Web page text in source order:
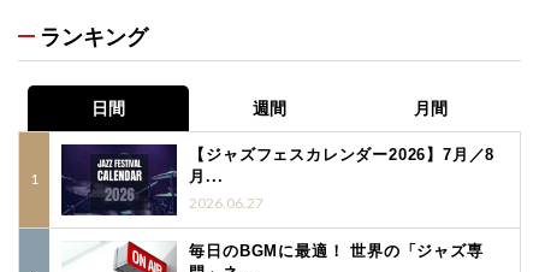
ランキング
日間 週間 月間
【ジャズフェスカレンダー2026】7月／8
月...
2026.06.27
毎日のBGMに最適！ 世界の「ジャズ専